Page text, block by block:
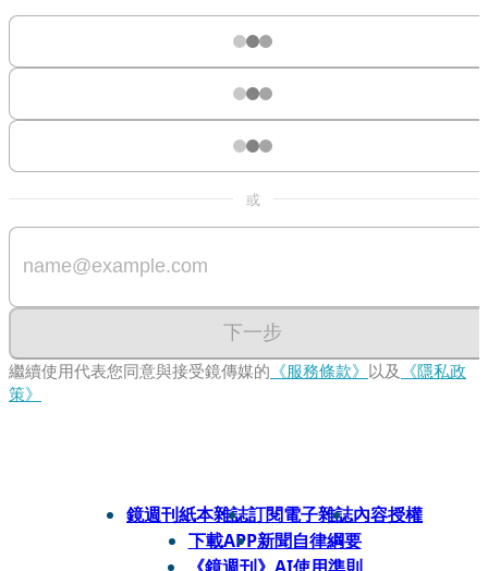
或
下一步
繼續使用代表您同意與接受鏡傳媒的 《服務條款》 以及 《隱私政
策》
鏡週刊紙本雜誌訂閱電子雜誌內容授權
下載APP新聞自律綱要